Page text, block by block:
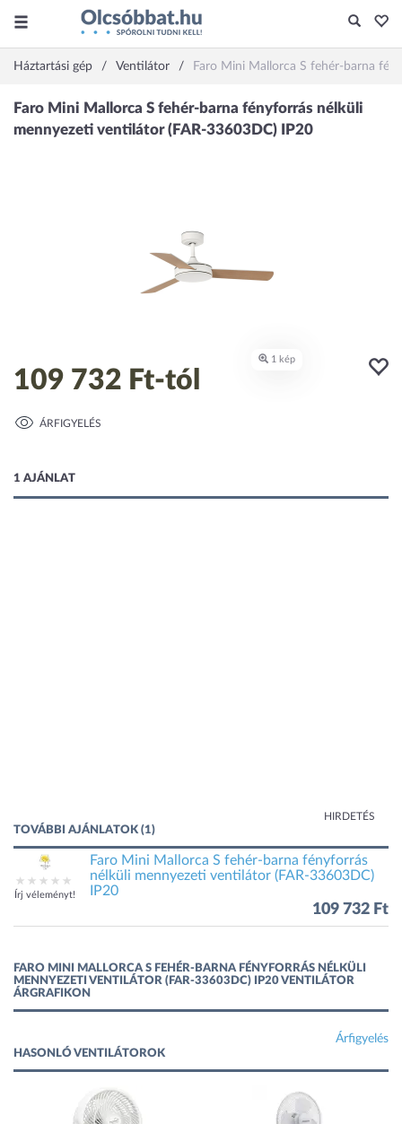
Háztartási gép Ventilátor Faro Mini Mallorca S fehér-barna
109 732 Ft-tól
ÁRFIGYELÉS
1 AJÁNLAT
HIRDETÉS
TOVÁBBI AJÁNLATOK (1)
Írj véleményt!
Faro Mini Mallorca S fehér-barna fényforrás
nélküli mennyezeti ventilátor (FAR-33603DC)
IP20
109 732 Ft
FARO MINI MALLORCA S FEHÉR-BARNA FÉNYFORRÁS NÉLKÜLI
MENNYEZETI VENTILÁTOR (FAR-33603DC) IP20 VENTILÁTOR
ÁRGRAFIKON
Árfigyelés
HASONLÓ VENTILÁTOROK